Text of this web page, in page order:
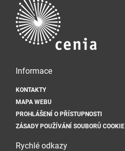
Informace
KONTAKTY
MAPA WEBU
PROHLÁŠENÍ O PŘÍSTUPNOSTI
ZÁSADY POUŽÍVÁNÍ SOUBORŮ COOKIE
Rychlé odkazy